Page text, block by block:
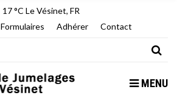
17 °C Le Vésinet, FR
Formulaires Adhérer Contact
MENU